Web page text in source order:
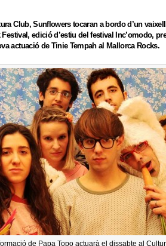
Club, Sunflowers tocaran a bordo d’un
Festival, edició d’estiu del festival Inc’omodo,
actuació de Tinie Tempah al Mallorca Rocks.
de Papa Topo actuarà el dissabte al